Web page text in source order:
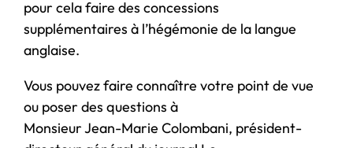
pour cela faire des concessions
supplémentaires à l’hégémonie de la langue
anglaise.
Vous pouvez faire connaître votre point de vue
ou poser des questions à
Monsieur Jean-Marie Colombani, président-